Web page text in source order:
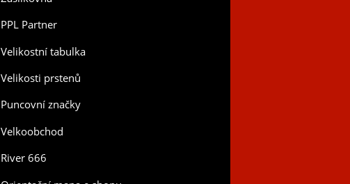
PPL Partner
Velikostní tabulka
Velikosti prstenů
Puncovní značky
Velkoobchod
River 666